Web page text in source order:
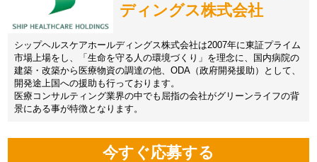
ディングス株式会社
シップヘルスケアホールディングス株式会社は2007年に東証プライム
市場上場をし、「生命を守る人の環境づくり」を理念に、国内病院の
建築・改築から医療物資の調達の他、ODA（政府開発援助）として、
開発途上国への援助も行っております。
医療コンサルティング業界の中でも屈指の会社がグリーンライフの背
景にある事が特徴となります。
今すぐ応募する